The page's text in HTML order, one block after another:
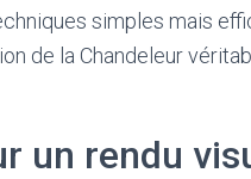
simples mais
de la Chandeleur
un rendu